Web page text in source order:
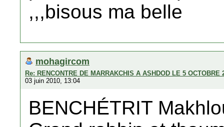
,,,bisous ma belle
mohagircom
Re: RENCONTRE DE MARRAKCHIS A ASHDOD LE 5 OCTOBRE
03 juin 2010, 13:04
BENCHÉTRIT